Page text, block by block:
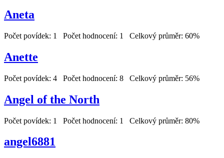
Aneta
Počet povídek: 1 Počet hodnocení: 1 Celkový průměr: 60%
Anette
Počet povídek: 4 Počet hodnocení: 8 Celkový průměr: 56%
Angel of the North
Počet povídek: 1 Počet hodnocení: 1 Celkový průměr: 80%
angel6881